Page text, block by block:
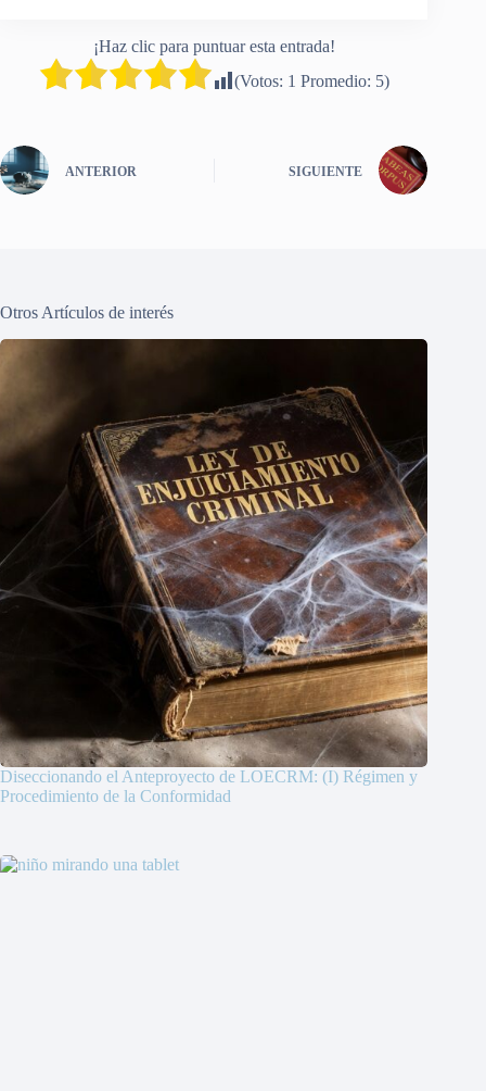
¡Haz clic para puntuar esta entrada!
(Votos: 1 Promedio: 5)
ANTERIOR SIGUIENTE
Otros Artículos de interés
Diseccionando el Anteproyecto de LOECRM: (I) Régimen y
Procedimiento de la Conformidad